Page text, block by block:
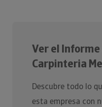
Ver el
Carpinteria
Descubre todo lo
esta empresa con